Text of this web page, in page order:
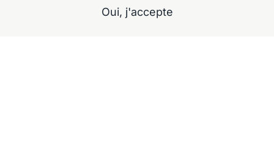
+32 477 09 49 80Oui, j'accepte